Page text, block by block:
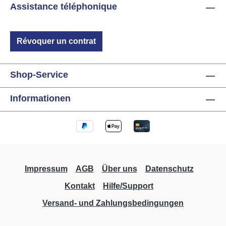
et des capteurs binaires. Données techniques
14mm x 21mm x 12mm (L x P x H)
Assistance téléphonique
Révoquer un contrat
Shop-Service
Informationen
Impressum AGB Über uns
Datenschutz
Kontakt
Hilfe/Support
Versand- und Zahlungsbedingungen